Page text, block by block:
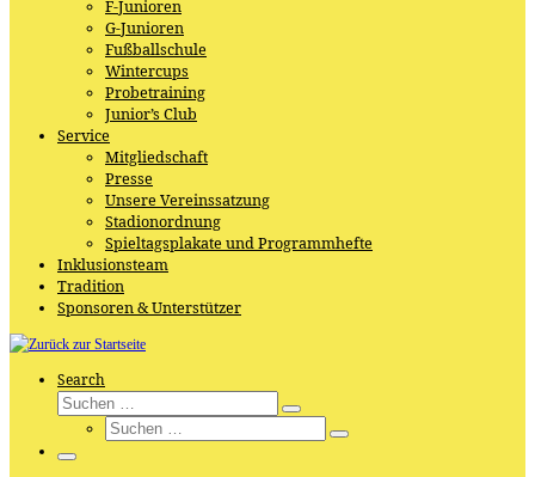
F-Junioren
G-Junioren
Fußballschule
Wintercups
Probetraining
Junior’s Club
Service
Mitgliedschaft
Presse
Unsere Vereinssatzung
Stadionordnung
Spieltagsplakate und Programmhefte
Inklusionsteam
Tradition
Sponsoren & Unterstützer
Search
Suche
Suchen
Suche
Suchen
Menü